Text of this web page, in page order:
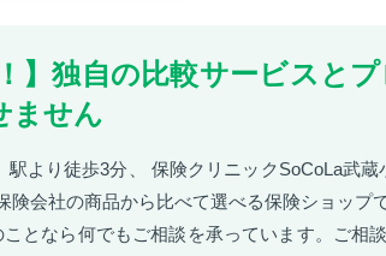
】独自の比較サービスと
ません
より徒歩3分、 保険クリニックSoCoLa武
険会社の商品から比べて選べる保険ショップ
となら何でもご相談を承っています。ご相